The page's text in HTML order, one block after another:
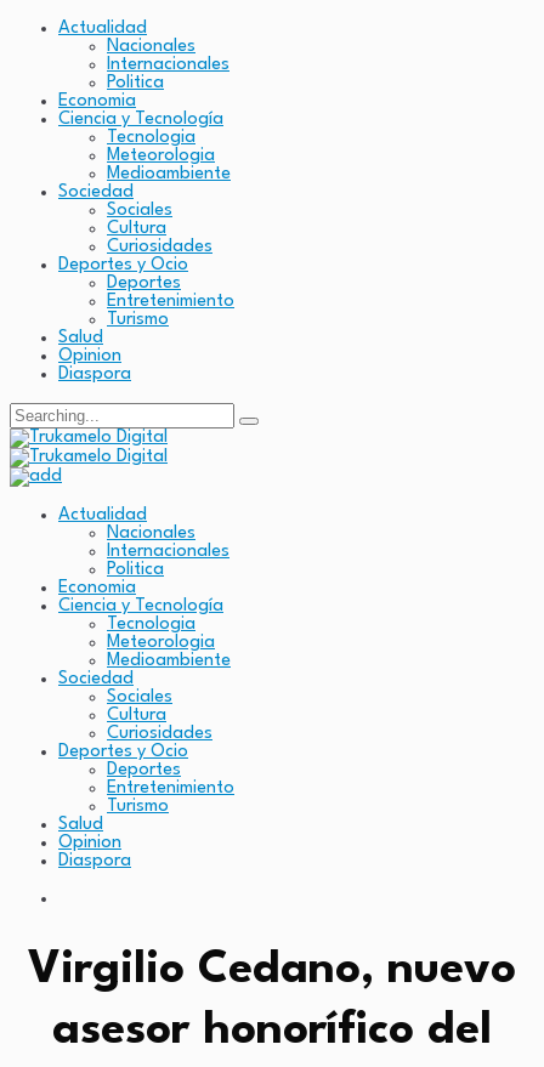
Actualidad
Nacionales
Internacionales
Politica
Economia
Ciencia y Tecnología
Tecnologia
Meteorologia
Medioambiente
Sociedad
Sociales
Cultura
Curiosidades
Deportes y Ocio
Deportes
Entretenimiento
Turismo
Salud
Opinion
Diaspora
Actualidad
Nacionales
Internacionales
Politica
Economia
Ciencia y Tecnología
Tecnologia
Meteorologia
Medioambiente
Sociedad
Sociales
Cultura
Curiosidades
Deportes y Ocio
Deportes
Entretenimiento
Turismo
Salud
Opinion
Diaspora
Virgilio Cedano, nuevo
asesor honorífico del